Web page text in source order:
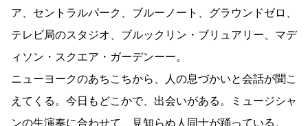
ア、セントラルパーク、ブルーノート、グラウンドゼロ、
テレビ局のスタジオ、ブルックリン・ブリュアリー、マデ
ィソン・スクエア・ガーデンーー。
ニューヨークのあちこちから、人の息づかいと会話が聞こ
えてくる。今日もどこかで、出会いがある。ミュージシャ
ンの生演奏に合わせて、見知らぬ人同士が踊っている。